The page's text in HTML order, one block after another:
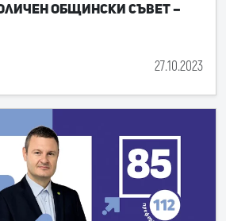
общински съвет –
27.10.2023